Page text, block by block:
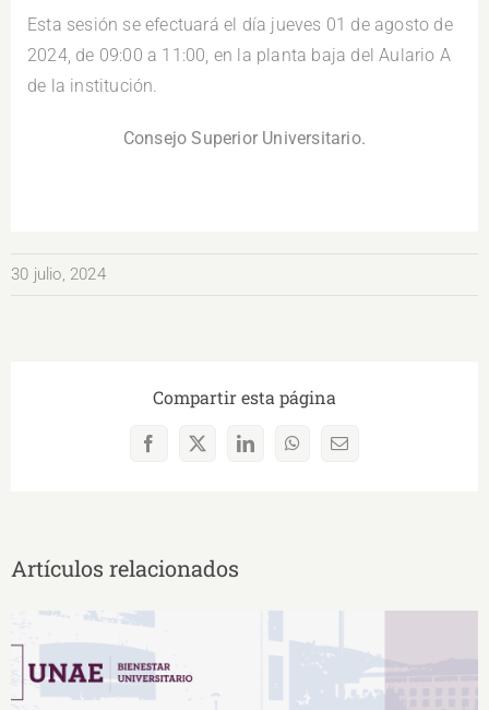
Esta sesión se efectuará el día jueves 01 de agosto de
2024, de 09:00 a 11:00, en la planta baja del Aulario A
de la institución.
Consejo Superior Universitario.
30 julio, 2024
Compartir esta página
Facebook
X LinkedInWhatsAppCorreo
Artículos relacionados